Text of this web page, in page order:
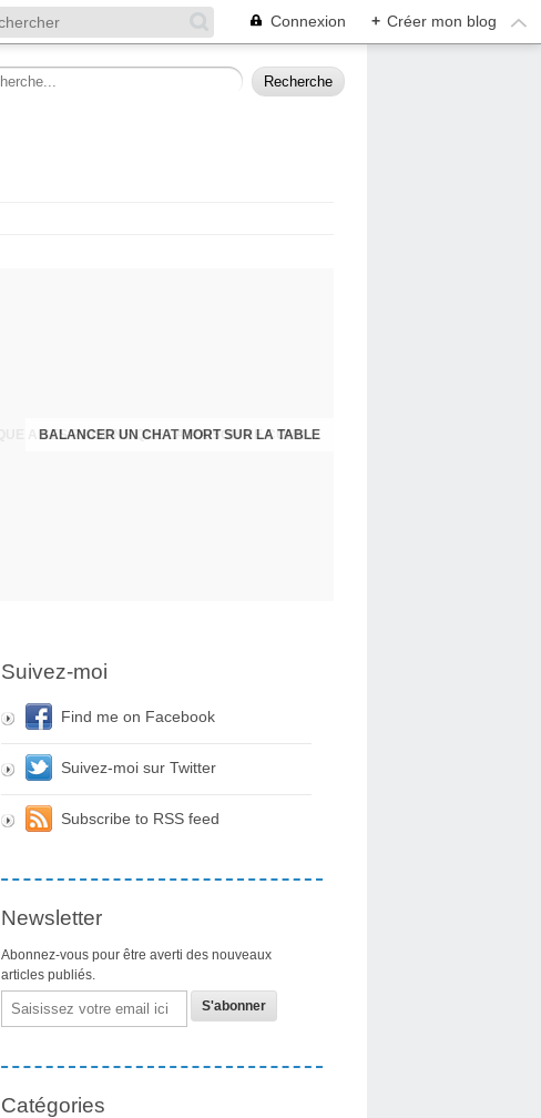
Connexion + Créer mon blog
BALANCER UN CHAT MORT SUR LA TABLE
PRESQU'ÎLE D'ALBIGNY : LA POLITIQUE A SES RAISONS QUE LA RAISON NE CONNAIT POINT
Suivez-moi
Find me on Facebook
Suivez-moi sur Twitter
Subscribe to RSS feed
Newsletter
Abonnez-vous pour être averti des nouveaux
articles publiés.
Email
Catégories